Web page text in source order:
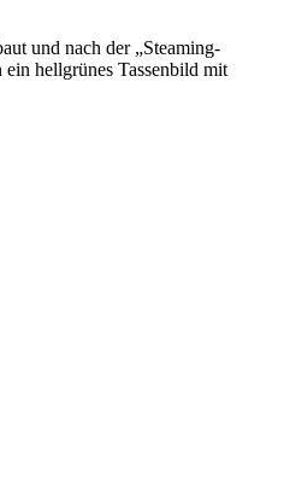
und nach der „Steaming-
hellgrünes Tassenbild mit